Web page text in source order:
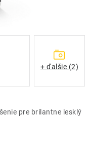
pre brilantne lesklý
+ ďalšie (2)